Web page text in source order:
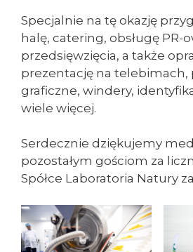
Specjalnie na tę okazję
halę, catering, obsługę PR-
przedsięwzięcia, a także
prezentację na telebimach,
graficzne, windery,
wiele więcej.
Serdecznie dziękujemy
pozostałym gościom za
Spółce Laboratoria Natury